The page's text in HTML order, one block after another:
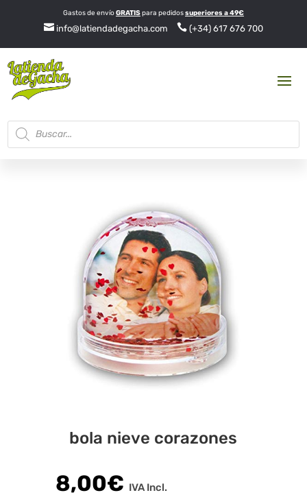
Gastos de envíoGRATISpara pedidossuperiores a 49€
info@latiendadegacha.com (+34) 617 676 700
Búsqueda
de
productos
bola nieve corazones
8,00€ IVA Incl.